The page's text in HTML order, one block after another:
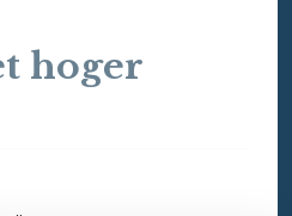
hoger